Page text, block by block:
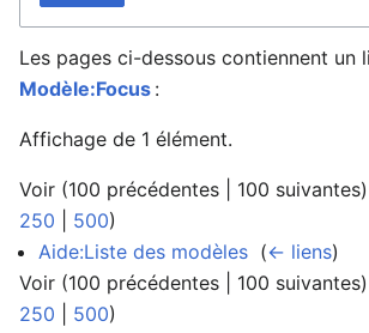
Les pages ci-dessous contiennent un
Modèle:Focus :
Affichage de 1 élément.
Voir (100 précédentes 100 suivantes
250
500)
Aide:Liste des modèles (← liens)
Voir (100 précédentes 100 suivantes
250
500)